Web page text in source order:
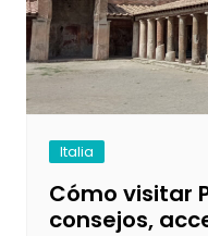
Italia
Cómo visitar
consejos,